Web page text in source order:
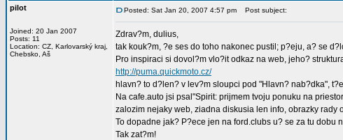
pilot
Joined: 20 Jan 2007
Posts: 11
Location: CZ, Karlovarský kraj,
Chebsko, Aš
Posted: Sat Jan 20, 2007 4:57 pm Post subject:
Zdrav?m, dulius,
tak kouk?m, ?e ses do toho nakonec pustil; p?eju, a? se
Pro inspiraci si dovol?m vlo?it odkaz na web, jeho?
http://puma.quickmoto.cz/
hlavn? to d?len? v lev?m sloupci pod "Hlavn? nab?dka",
Na cafe.auto jsi psal"Spirit: prijmem tvoju ponuku na
zalozim nejaky web, ziadna diskusia len info, obrazky rady
To dopadne jak? P?ece jen na ford.clubs u? se za tu dobu
Tak zat?m!